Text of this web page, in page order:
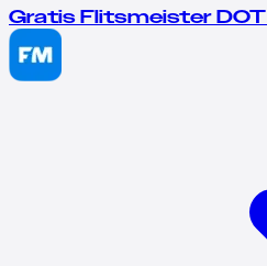
Gratis Flitsmeister DOT